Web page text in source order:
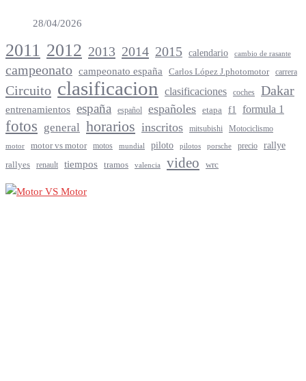
28/04/2026
2011 2012 2013 2014 2015 calendario cambio de rasante
campeonato campeonato españa Carlos López J.photomotor carrera
Circuito clasificacion clasificaciones coches Dakar
entrenamientos españa español españoles etapa f1 formula 1
fotos general horarios inscritos mitsubishi Motociclismo
motor motor vs motor motos mundial piloto pilotos porsche precio rallye
rallyes renault tiempos tramos valencia video wrc